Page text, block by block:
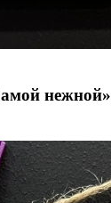
нежной»